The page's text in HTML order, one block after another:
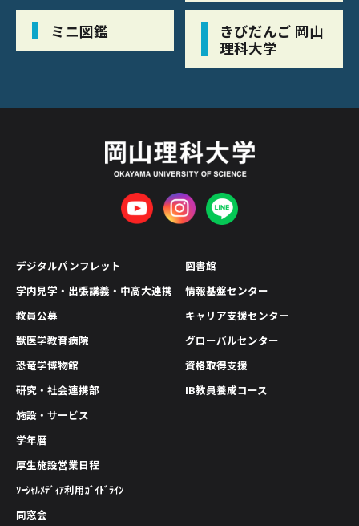
ミニ図鑑
きびだんご 岡山
理科大学
デジタルパンフレット
学内見学・出張講義・中高大連携
教員公募
獣医学教育病院
恐竜学博物館
研究・社会連携部
図書館
情報基盤センター
キャリア支援センター
グローバルセンター
資格取得支援
IB教員養成コース
施設・サービス
学年暦
厚生施設営業日程
ｿｰｼｬﾙﾒﾃﾞｨｱ利用ｶﾞｲﾄﾞﾗｲﾝ
同窓会